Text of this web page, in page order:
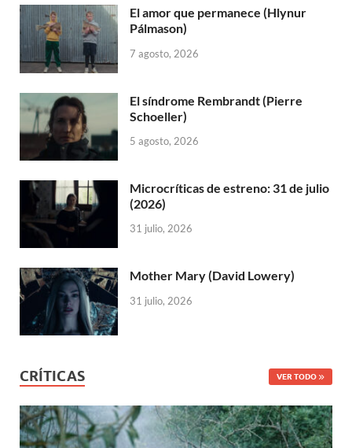
El amor que permanece (Hlynur
Pálmason)
7 agosto, 2026
El síndrome Rembrandt (Pierre
Schoeller)
5 agosto, 2026
Microcríticas de estreno: 31 de julio
(2026)
31 julio, 2026
Mother Mary (David Lowery)
31 julio, 2026
CRÍTICAS VER TODO